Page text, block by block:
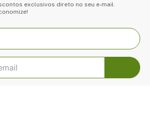
exclusivos direto no seu e-mail.